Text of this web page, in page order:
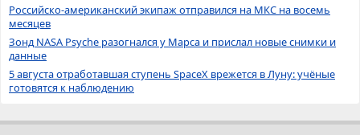
Российско-американский экипаж отправился на МКС на восемь
месяцев
Зонд NASA Psyche разогнался у Марса и прислал новые снимки и
данные
5 августа отработавшая ступень SpaceX врежется в Луну: учёные
готовятся к наблюдению